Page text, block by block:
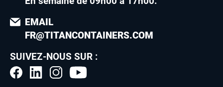
EMAIL
FR@TITANCONTAINERS.COM
SUIVEZ-NOUS SUR :